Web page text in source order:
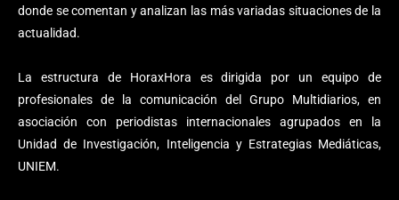
donde se comentan y analizan las más variadas situaciones de la
actualidad.
La estructura de HoraxHora es dirigida por un equipo de
profesionales de la comunicación del Grupo Multidiarios, en
asociación con periodistas internacionales agrupados en la
Unidad de Investigación, Inteligencia y Estrategias Mediáticas,
UNIEM.